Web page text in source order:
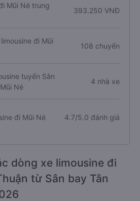
Mũi Né trung
393.250 VNĐ
đi Mũi
108 chuyến
tuyến Sân
Né
4 nhà xe
đi Mũi Né 4.7/5.0 đánh giá
dòng xe limousine đi
từ Sân bay Tân